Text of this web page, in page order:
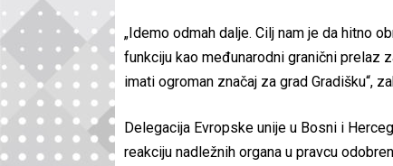
„Idemo odmah dalje. Cilj nam je da hitno
funkciju kao međunarodni granični prelaz
imati ogroman značaj za grad Gradišku“,
Delegacija Evropske unije u Bosni i
reakciju nadležnih organa u pravcu